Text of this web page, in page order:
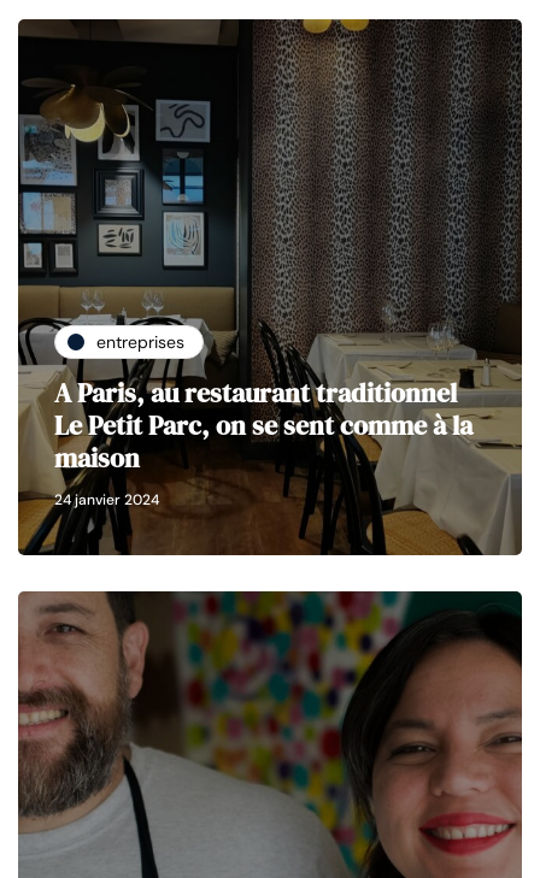
entreprises
A Paris, au restaurant traditionnel
Le Petit Parc, on se sent comme à la
maison
24 janvier 2024